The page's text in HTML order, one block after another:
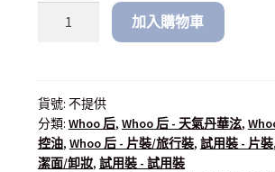
加入購物車
貨號: 不提供
分類: Whoo 后, Whoo 后 - 天氣丹華泫,
控油, Whoo 后 - 片裝/旅行裝, 試用裝 - 片裝,
潔面/卸妝, 試用裝 - 試用裝